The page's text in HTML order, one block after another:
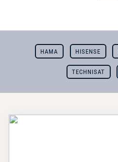
HAMA HISENSE
TECHNISAT